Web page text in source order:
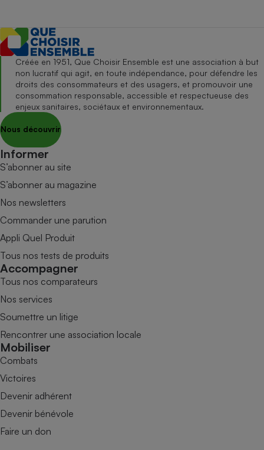
Créée en 1951, Que Choisir Ensemble est une association à but
non lucratif qui agit, en toute indépendance, pour défendre les
droits des consommateurs et des usagers, et promouvoir une
consommation responsable, accessible et respectueuse des
enjeux sanitaires, sociétaux et environnementaux.
Nous découvrir
Informer
S’abonner au site
S’abonner au magazine
Nos newsletters
Commander une parution
Appli Quel Produit
Tous nos tests de produits
Accompagner
Tous nos comparateurs
Nos services
Soumettre un litige
Rencontrer une association locale
Mobiliser
Combats
Victoires
Devenir adhérent
Devenir bénévole
Faire un don